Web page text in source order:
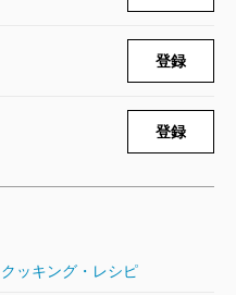
京都寺町お茶ごよみ」を
ろしも含まれている。
いた人、バックナンバ
ぼれそうになるくらい
登録
登録
クッキング・レシピ